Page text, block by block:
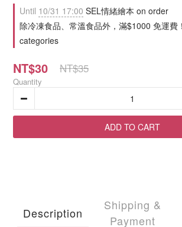
Until 10/31 17:00 SEL情緒繪本 on order
除冷凍食品、常溫食品外，滿$1000 免運費
categories
NT$30 NT$35
Quantity
ADD TO CART
Description
Shipping &
Payment